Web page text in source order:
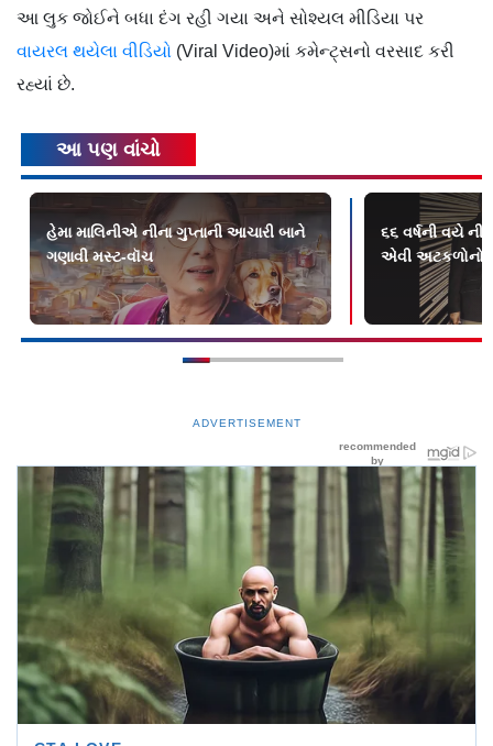
આ લુક જોઈને બધા દંગ રહી ગયા અને સોશ્યલ મીડિયા પર
વાયરલ થયેલા વીડિયો (Viral Video)માં કમેન્ટ્સનો વરસાદ કરી
રહ્યાં છે.
આ પણ વાંચો
હેમા માલિનીએ નીના ગુપ્તાની આચારી બાને
ગણાવી મસ્ટ-વૉચ
૬૬ વર્ષની વયે
એવી અટકળોનો
ADVERTISEMENT